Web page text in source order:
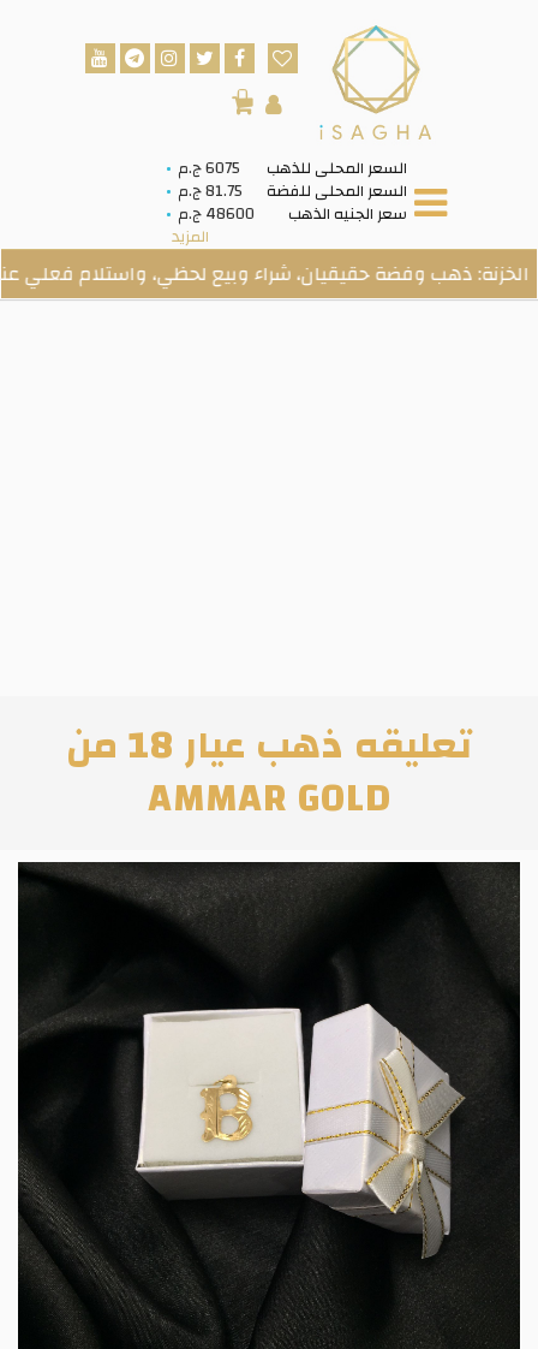
السعر المحلى للذهب 6075 ج.م
السعر المحلى للفضة 81.75 ج.م
سعر الجنيه الذهب 48600 ج.م
المزيد
0
ذهب وفضة حقيقيان، شراء وبيع لحظي، واستلام فعلي عند الطلب.
تعليقه ذهب عيار 18 من
AMMAR GOLD